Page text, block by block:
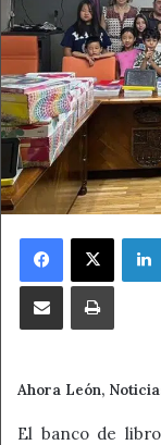
Facebook
X
Compartir por correo electrónico
Ahora León,
El banco de